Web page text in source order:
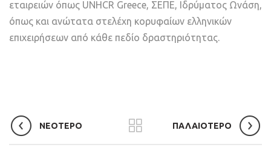
εταιρειών όπως UNHCR Greece, ΣΕΠΕ, Ιδρύματος Ωνάση,
όπως και ανώτατα στελέχη κορυφαίων ελληνικών
επιχειρήσεων από κάθε πεδίο δραστηριότητας.
ΝΕΟΤΕΡΟ ΠΑΛΑΙΟΤΕΡΟ